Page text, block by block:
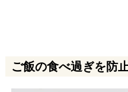
ご飯の食べ過ぎを防